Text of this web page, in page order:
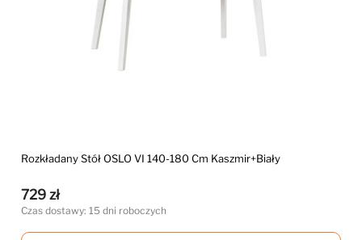
Rozkładany Stół OSLO VI 140-180 Cm Kaszmir+biały
729 zł
Czas dostawy: 15 dni roboczych